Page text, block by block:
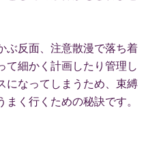
ぶ反面、注意散漫で落ち着
て細かく計画したり管理し
になってしまうため、束縛
く行くための秘訣です。